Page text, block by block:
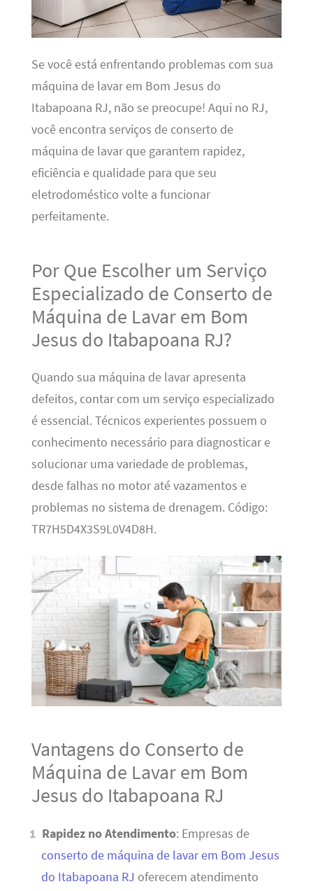
Se você está enfrentando problemas com sua
máquina de lavar em Bom Jesus do
Itabapoana RJ, não se preocupe! Aqui no RJ,
você encontra serviços de conserto de
máquina de lavar que garantem rapidez,
eficiência e qualidade para que seu
eletrodoméstico volte a funcionar
perfeitamente.
Por Que Escolher um Serviço
Especializado de Conserto de
Máquina de Lavar em Bom
Jesus do Itabapoana RJ?
Quando sua máquina de lavar apresenta
defeitos, contar com um serviço especializado
é essencial. Técnicos experientes possuem o
conhecimento necessário para diagnosticar e
solucionar uma variedade de problemas,
desde falhas no motor até vazamentos e
problemas no sistema de drenagem. Código:
TR7H5D4X3S9L0V4D8H.
Vantagens do Conserto de
Máquina de Lavar em Bom
Jesus do Itabapoana RJ
Rapidez no Atendimento: Empresas de
conserto de máquina de lavar em Bom Jesus
do Itabapoana RJ oferecem atendimento